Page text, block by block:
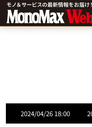
2024/04/26 18:00